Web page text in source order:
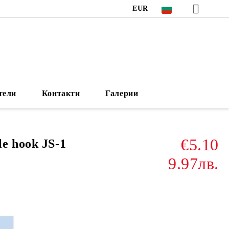
EUR
Контакти Галерии
hook JS-1
€5.10
9.97лв.